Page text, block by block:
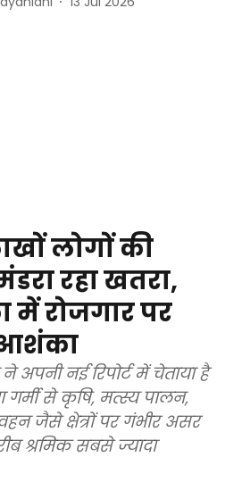
लोगों की
रहा खतरा,
में रोजगार पर
अपनी नई रिपोर्ट में चेताया है
से कृषि, मत्स्य पालन,
जैसे क्षेत्रों पर गंभीर असर
श्रमिक सबसे ज्यादा